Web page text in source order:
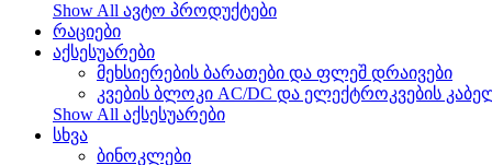
Show All ავტო პროდუქტები
რაციები
აქსესუარები
მეხსიერების ბარათები და ფლეშ დრაივები
კვების ბლოკი AC/DC და ელექტროკვების
Show All აქსესუარები
სხვა
ბინოკლები